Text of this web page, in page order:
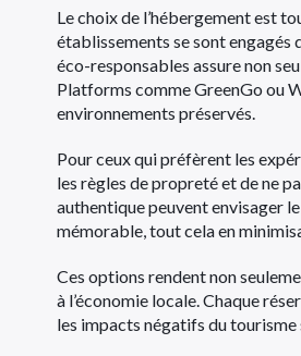
Le choix de l’hébergement est
établissements se sont
éco-responsables assure non
Platforms comme GreenGo ou
environnements préservés.
Pour ceux qui préfèrent les
les règles de propreté et de ne
authentique peuvent envisager
mémorable, tout cela en
Ces options rendent non
à l’économie locale. Chaque
les impacts négatifs du tourisme